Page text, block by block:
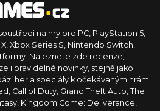
na hry pro PC, PlayStation 5,
Xbox Series S, Nintendo Switch,
Naleznete zde recenze,
i pravidelné novinky, stejně jako
her a speciály k očekávaným hrám
Call of Duty, Grand Theft Auto, The
Kingdom Come: Deliverance,